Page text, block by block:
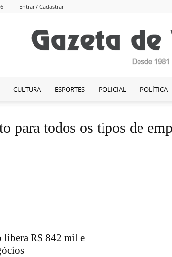
Entrar / Cadastrar
CULTURA ESPORTES POLICIAL POLÍTICA
para todos os tipos de
libera R$ 842 mil e